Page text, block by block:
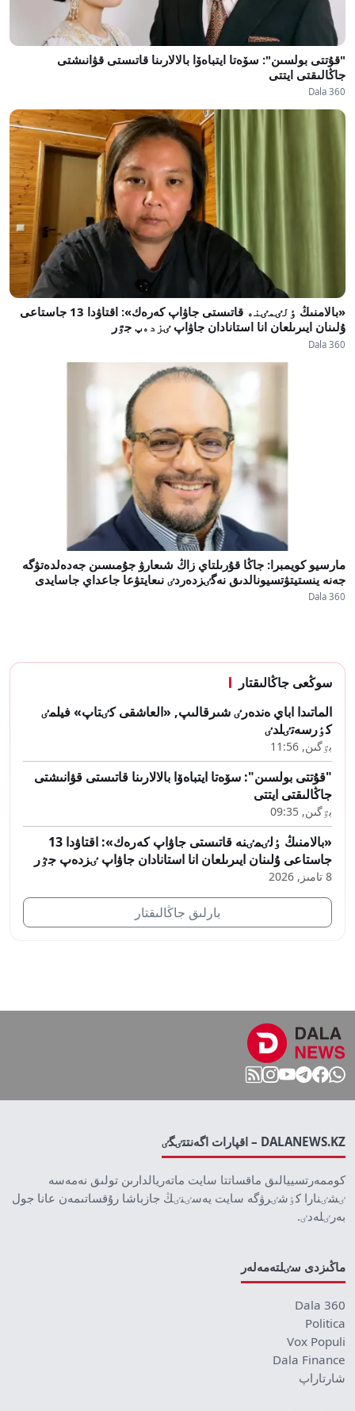
"قۇتتى بولسىن": سۆەتا ايتباەۆا بالالارىنا قاتىستى قۋانىشتى
جاڭالىقتى ايتتى
Dala 360
«بالامنىڭ ٶلٸمٸنە قاتىستى جاۋاپ كەرەك»: اقتاۋدا 13 جاستاعى
ۇلىنان ايىرىلعان انا استانادان جاۋاپ ٸزدەپ جٷر
Dala 360
مارسيو كويمبرا: جاڭا قۇرىلتاي زاڭ شىعارۋ جۇمىسىن جەدەلدەتۋگە
جەنە ينستيتۋتسيونالدىق نەگٸزدەردٸ نىعايتۋعا جاعداي جاسايدى
Dala 360
سوڭعى جاڭالىقتار
الماتىدا اباي ەندەرٸ شىرقالىپ, «العاشقى كٸتاپ» فيلمٸ
كٶرسەتٸلدٸ
بٷگىن, 11:56
"قۇتتى بولسىن": سۆەتا ايتباەۆا بالالارىنا قاتىستى قۋانىشتى
جاڭالىقتى ايتتى
بٷگىن, 09:35
«بالامنىڭ ٶلٸمٸنە قاتىستى جاۋاپ كەرەك»: اقتاۋدا 13
جاستاعى ۇلىنان ايىرىلعان انا استانادان جاۋاپ ٸزدەپ جٷر
8 تامىز, 2026
بارلىق جاڭالىقتار
DALANEWS.KZ – اقپارات اگەنتتٸگٸ
كوممەرتسييالىق ماقساتتا سايت ماتەريالدارىن تولىق نەمەسە
ٸشٸنارا كٶشٸرۋگە سايت يەسٸنٸڭ جازباشا رۇقساتىمەن عانا جول
بەرٸلەدٸ.
ماڭىزدى سٸلتەمەلەر
Dala 360
Politica
Vox Populi
Dala Finance
شارتاراپ